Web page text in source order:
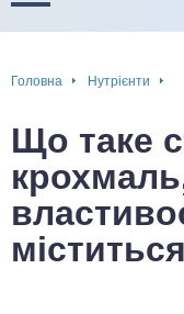
Головна Нутрієнти
Що таке
міститься
ШКТ